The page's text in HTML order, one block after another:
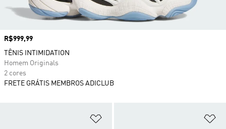
Preço
R$999,99
TÊNIS INTIMIDATION
Homem Originals
2 cores
FRETE GRÁTIS MEMBROS ADICLUB